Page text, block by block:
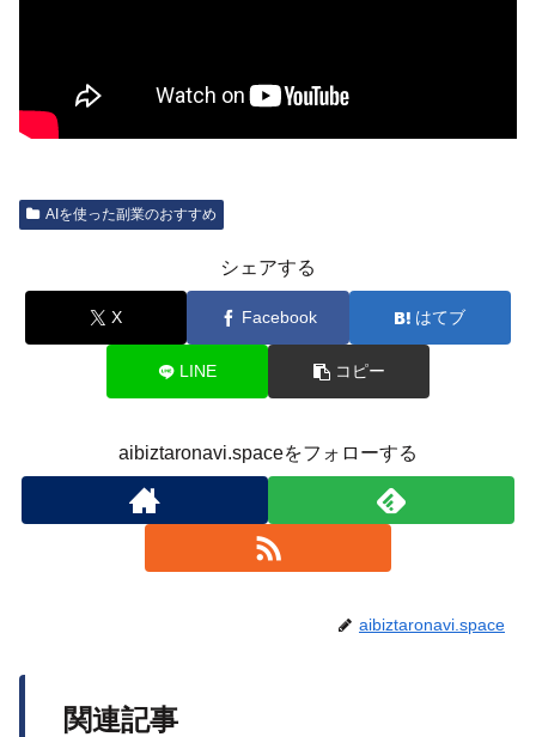
AIを使った副業のおすすめ
シェアする
X Facebook はてブ
LINE コピー
aibiztaronavi.spaceをフォローする
aibiztaronavi.space
関連記事